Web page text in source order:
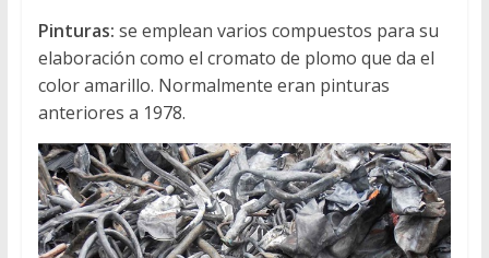
Pinturas: se emplean varios compuestos para su
elaboración como el cromato de plomo que da el
color amarillo. Normalmente eran pinturas
anteriores a 1978.